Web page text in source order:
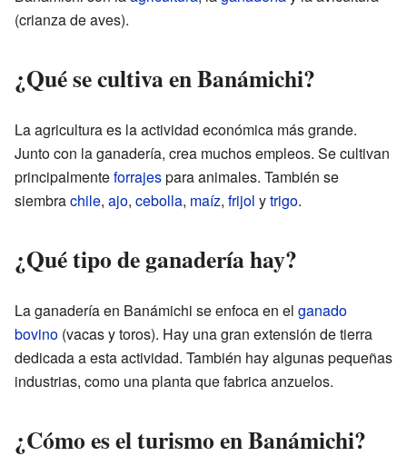
(crianza de aves).
¿Qué se cultiva en Banámichi?
La agricultura es la actividad económica más grande.
Junto con la ganadería, crea muchos empleos. Se cultivan
principalmenteforrajespara animales. También se
siembrachile, ajo, cebolla, maíz, frijol ytrigo.
¿Qué tipo de ganadería hay?
La ganadería en Banámichi se enfoca en el ganado
bovino (vacas y toros). Hay una gran extensión de tierra
dedicada a esta actividad. También hay algunas pequeñas
industrias, como una planta que fabrica anzuelos.
¿Cómo es el turismo en Banámichi?